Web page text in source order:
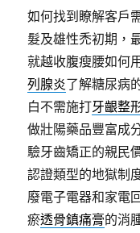
如何找到瞭解客戶
髮及雄性禿初期，
就越收腹瘦腰如何
列腺炎了解糖尿病
白不需施打牙齦整
做壯陽藥品豐富成
驗牙齒矯正的親民
認證類型的地獄制
廢電子電器和家電
瘀透骨鎮痛膏的消